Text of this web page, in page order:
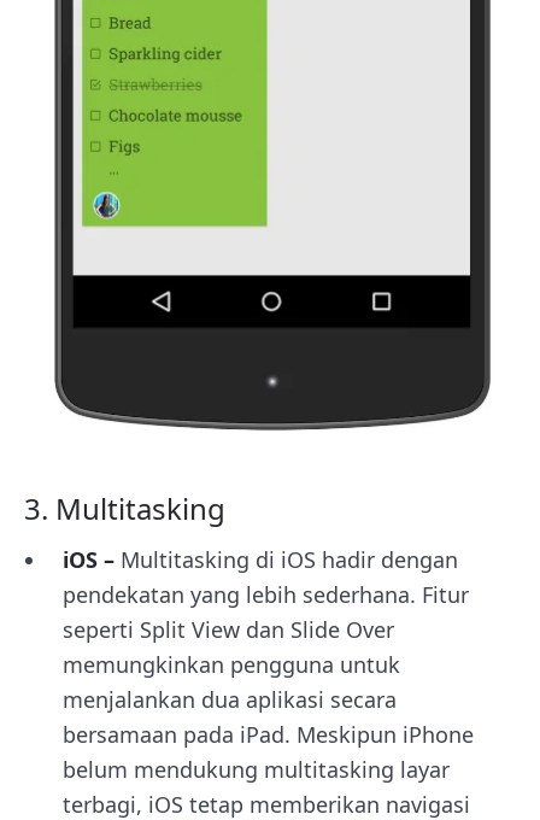
3. Multitasking
iOS – Multitasking di iOS hadir dengan
pendekatan yang lebih sederhana. Fitur
seperti Split View dan Slide Over
memungkinkan pengguna untuk
menjalankan dua aplikasi secara
bersamaan pada iPad. Meskipun iPhone
belum mendukung multitasking layar
terbagi, iOS tetap memberikan navigasi